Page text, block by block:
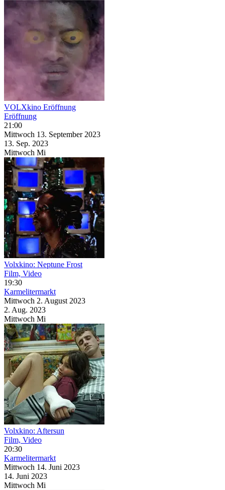
VOLXkino Eröffnung
Eröffnung
21:00
Mittwoch 13. September 2023
13. Sep. 2023
Mittwoch Mi
Volxkino: Neptune Frost
Film, Video
19:30
Karmelitermarkt
Mittwoch 2. August 2023
2. Aug. 2023
Mittwoch Mi
Volxkino: Aftersun
Film, Video
20:30
Karmelitermarkt
Mittwoch 14. Juni 2023
14. Juni 2023
Mittwoch Mi